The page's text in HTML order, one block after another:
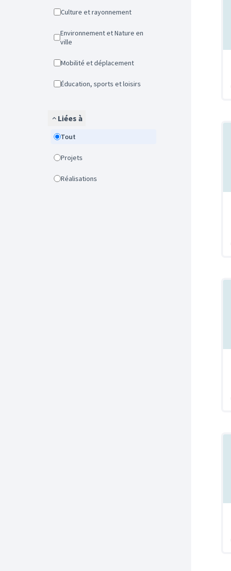
Culture et rayonnement
Environnement et Nature en
ville
Mobilité et déplacement
Éducation, sports et loisirs
Liées à
Tout
Projets
Réalisations